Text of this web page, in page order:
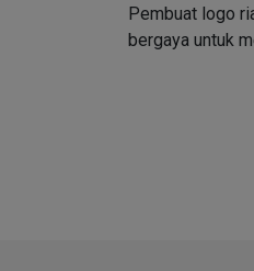
Pembuat logo
bergaya untuk